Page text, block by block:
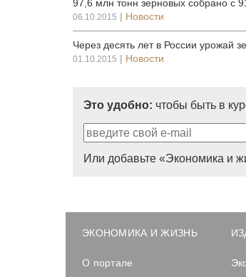
97,6 млн тонн зерновых собрано с
06.10.2015 | Новости
Через десять лет в России урожай
01.10.2015 | Новости
Это удобно: чтобы быть в
Или добавьте «Экономика и
ЭКОНОМИКА И ЖИЗНЬ
О портале